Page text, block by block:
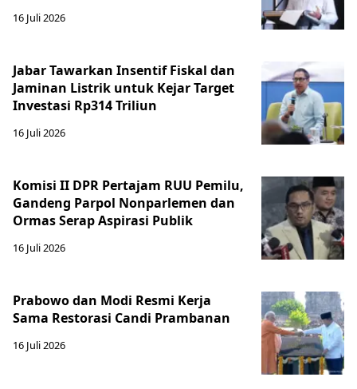
16 Juli 2026
Jabar Tawarkan Insentif Fiskal dan
Jaminan Listrik untuk Kejar Target
Investasi Rp314 Triliun
16 Juli 2026
Komisi II DPR Pertajam RUU Pemilu,
Gandeng Parpol Nonparlemen dan
Ormas Serap Aspirasi Publik
16 Juli 2026
Prabowo dan Modi Resmi Kerja
Sama Restorasi Candi Prambanan
16 Juli 2026